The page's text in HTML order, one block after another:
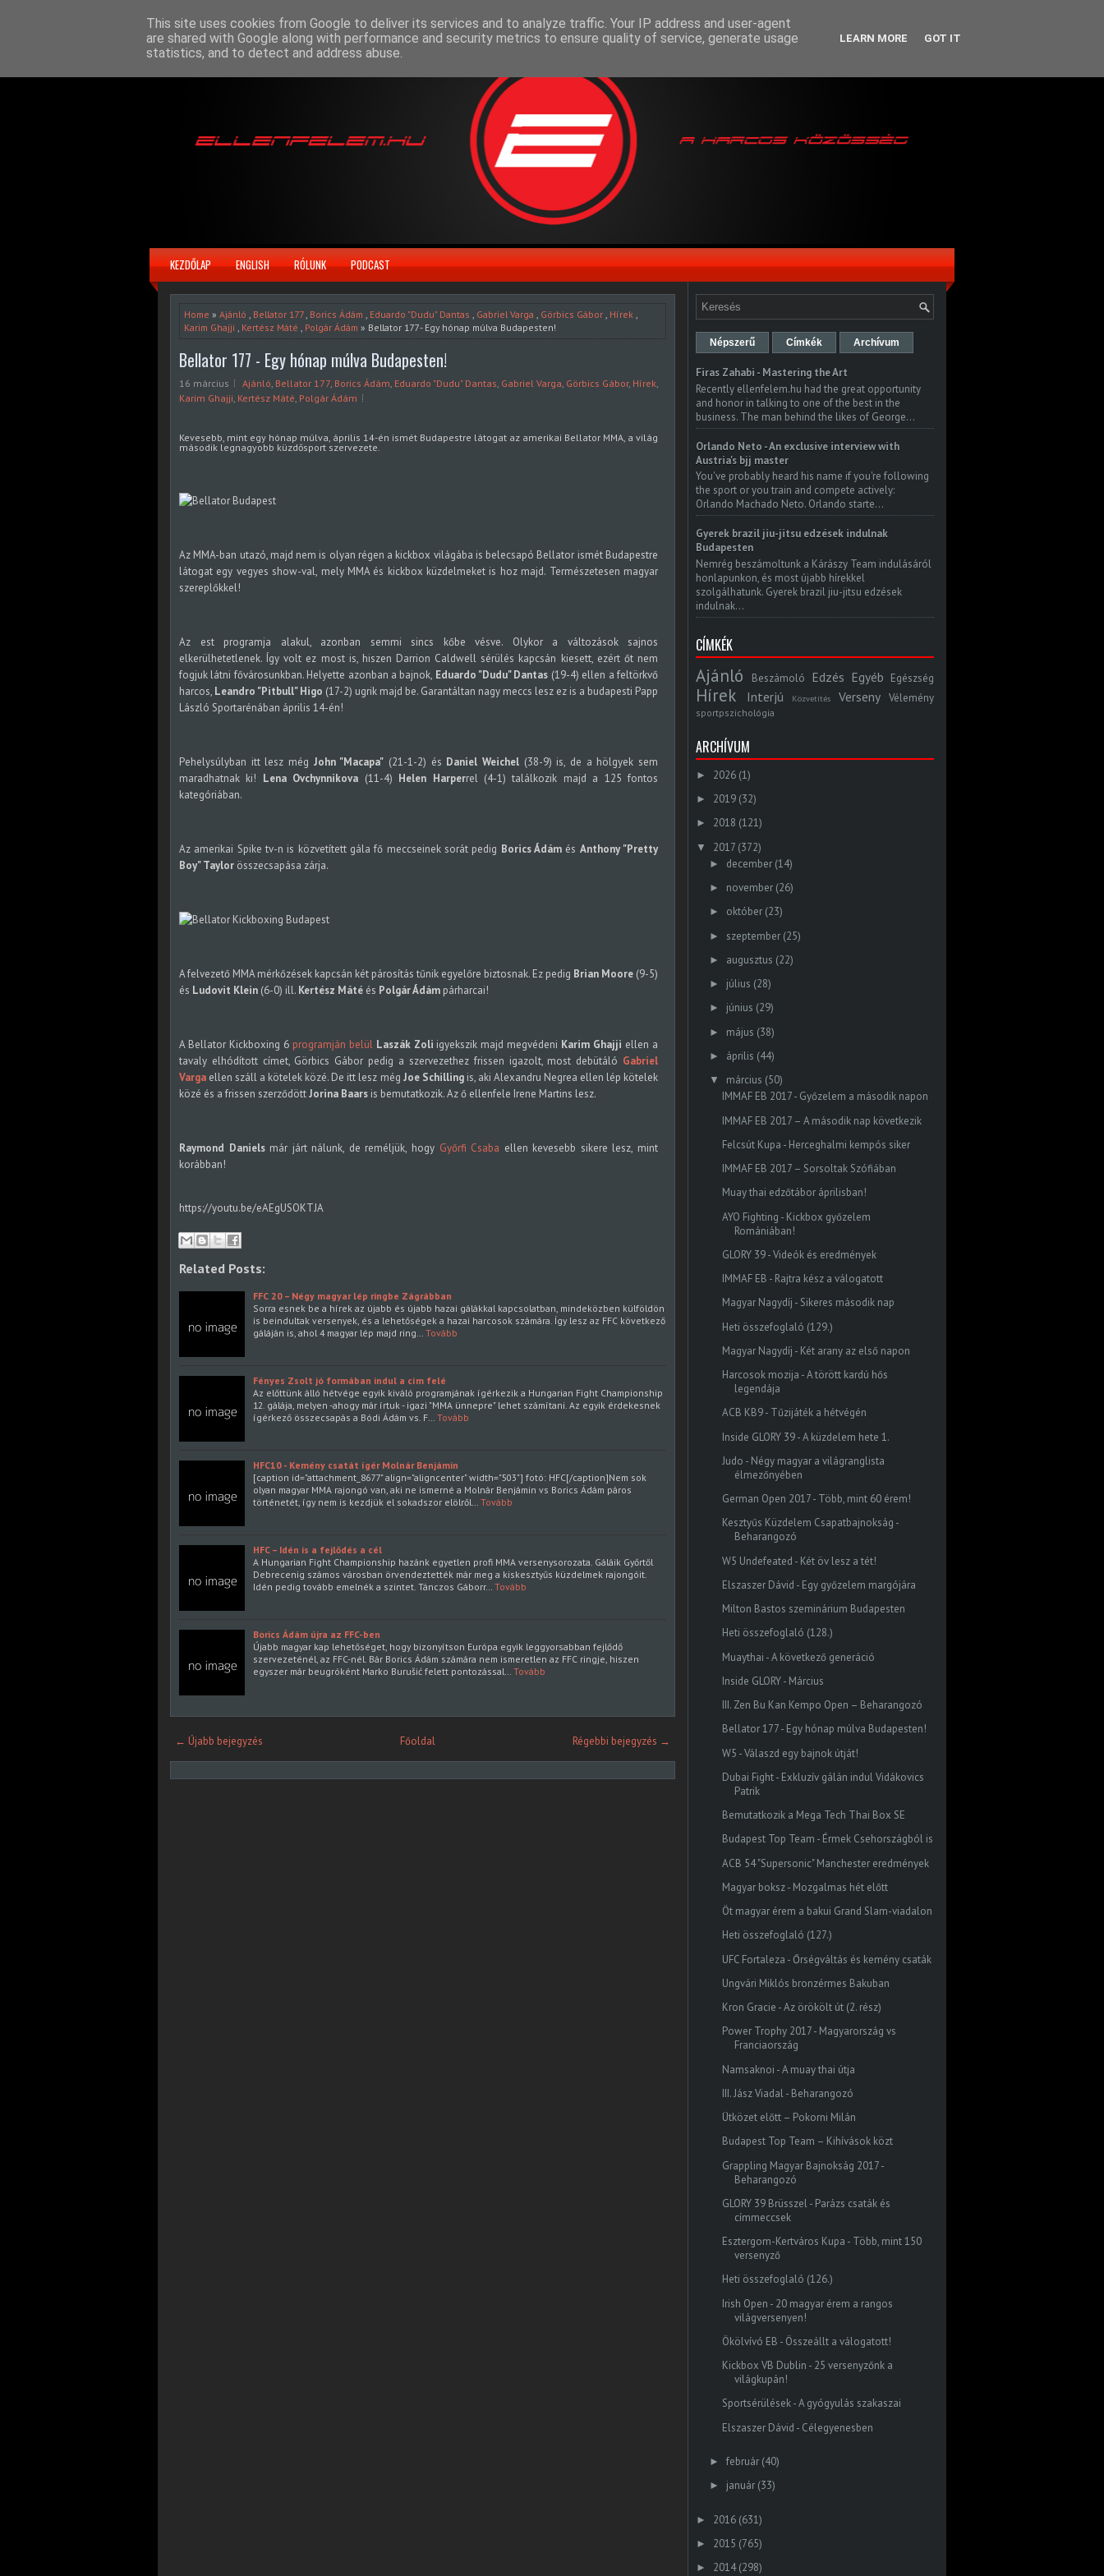
KEZDŐLAP ENGLISH RÓLUNK PODCAST
Home » Ajánló , Bellator 177, Borics Ádám , Eduardo "Dudu" Dantas , Gabriel Varga , Görbics Gábor , Hírek ,
Karim Ghajji , Kertész Máté , Polgár Ádám » Bellator 177 - Egy hónap múlva Budapesten!
Bellator 177 - Egy hónap múlva Budapesten!
16 március Ajánló, Bellator 177, Borics Ádám, Eduardo "Dudu" Dantas, Gabriel Varga, Görbics Gábor, Hírek,
Karim Ghajji, Kertész Máté, Polgár Ádám
Kevesebb, mint egy hónap múlva, április 14-én ismét Budapestre látogat az amerikai Bellator MMA, a világ
második legnagyobb küzdősport szervezete.
Az MMA-ban utazó, majd nem is olyan régen a kickbox világába is belecsapó Bellator ismét Budapestre
látogat egy vegyes show-val, mely MMA és kickbox küzdelmeket is hoz majd. Természetesen magyar
szereplőkkel!
Az est programja alakul, azonban semmi sincs kőbe vésve. Olykor a változások sajnos
elkerülhetetlenek. Így volt ez most is, hiszen Darrion Caldwell sérülés kapcsán kiesett, ezért őt nem
fogjuk látni fővárosunkban. Helyette azonban a bajnok, Eduardo "Dudu" Dantas (19-4) ellen a feltörkvő
harcos, Leandro "Pitbull" Higo (17-2) ugrik majd be. Garantáltan nagy meccs lesz ez is a budapesti Papp
László Sportarénában április 14-én!
Pehelysúlyban itt lesz még John "Macapa" (21-1-2) és Daniel Weichel (38-9) is, de a hölgyek sem
maradhatnak ki! Lena Ovchynnikova (11-4) Helen Harperrel (4-1) találkozik majd a 125 fontos
kategóriában.
Az amerikai Spike tv-n is közvetített gála fő meccseinek sorát pedig Borics Ádám és Anthony "Pretty
Boy" Taylor összecsapása zárja.
A felvezető MMA mérkőzések kapcsán két párosítás tűnik egyelőre biztosnak. Ez pedig Brian Moore (9-5)
és Ludovit Klein (6-0) ill. Kertész Máté és Polgár Ádám párharcai!
A Bellator Kickboxing 6 programján belül Laszák Zoli igyekszik majd megvédeni Karim Ghajji ellen a
tavaly elhódított címet, Görbics Gábor pedig a szervezethez frissen igazolt, most debütáló Gabriel
Varga ellen száll a kötelek közé. De itt lesz még Joe Schillingis, aki Alexandru Negrea ellen lép kötelek
közé és a frissen szerződöttJorina Baars is bemutatkozik. Az ő ellenfele Irene Martins lesz.
Raymond Danielsmár járt nálunk, de reméljük, hogy Győrfi Csaba ellen kevesebb sikere lesz, mint
korábban!
https://youtu.be/eAEgUSOKTJA
Related Posts:
FFC 20 – Négy magyar lép ringbe Zágrábban
Sorra esnek be a hírek az újabb és újabb hazai gálákkal kapcsolatban, mindeközben külföldön
is beindultak versenyek, és a lehetőségek a hazai harcosok számára. Így lesz az FFC következő
gáláján is, ahol 4 magyar lép majd ring… Tovább
Fényes Zsolt jó formában indul a cím felé
Az előttünk álló hétvége egyik kiváló programjának ígérkezik a Hungarian Fight Championship
12. gálája, melyen -ahogy már írtuk - igazi "MMA ünnepre" lehet számítani. Az egyik érdekesnek
ígérkező összecsapás a Bódi Ádám vs. F… Tovább
HFC10 - Kemény csatát ígér Molnár Benjámin
[caption id="attachment_8677" align="aligncenter" width="503"] fotó: HFC[/caption]Nem sok
olyan magyar MMA rajongó van, aki ne ismerné a Molnár Benjámin vs Borics Ádám páros
történetét, így nem is kezdjük el sokadszor elölről… Tovább
HFC – Idén is a fejlődés a cél
A Hungarian Fight Championship hazánk egyetlen profi MMA versenysorozata. Gáláik Győrtől
Debrecenig számos városban örvendeztették már meg a kiskesztyűs küzdelmek rajongóit.
Idén pedig tovább emelnék a szintet. Tánczos Gáborr… Tovább
Borics Ádám újra az FFC-ben
Újabb magyar kap lehetőséget, hogy bizonyítson Európa egyik leggyorsabban fejlődő
szervezeténél, az FFC-nél. Bár Borics Ádám számára nem ismeretlen az FFC ringje, hiszen
egyszer már beugróként Marko Burušić felett pontozással… Tovább
← Újabb bejegyzés Régebbi bejegyzés →
Főoldal
Népszerű Címkék Archívum
Firas Zahabi - Mastering the Art
Recently ellenfelem.hu had the great opportunity
and honor in talking to one of the best in the
business. The man behind the likes of George...
Orlando Neto - An exclusive interview with
Austria's bjj master
You've probably heard his name if you're following
the sport or you train and compete actively:
Orlando Machado Neto. Orlando starte...
Gyerek brazil jiu-jitsu edzések indulnak
Budapesten
Nemrég beszámoltunk a Kárászy Team indulásáról
honlapunkon, és most újabb hírekkel
szolgálhatunk. Gyerek brazil jiu-jitsu edzések
indulnak...
CÍMKÉK
Ajánló Beszámoló Edzés Egyéb Egészség
Hírek Interjú Közvetítés Verseny Vélemény
sportpszichológia
ARCHÍVUM
► 2026 (1)
► 2019 (32)
► 2018 (121)
▼ 2017 (372)
► december (14)
► november (26)
► október (23)
► szeptember (25)
► augusztus (22)
► július (28)
► június (29)
► május (38)
► április (44)
▼ március (50)
IMMAF EB 2017 - Győzelem a második napon
IMMAF EB 2017 – A második nap következik
Felcsút Kupa - Herceghalmi kempós siker
IMMAF EB 2017 – Sorsoltak Szófiában
Muay thai edzőtábor áprilisban!
AYO Fighting - Kickbox győzelem
Romániában!
GLORY 39 - Videók és eredmények
IMMAF EB - Rajtra kész a válogatott
Magyar Nagydíj - Sikeres második nap
Heti összefoglaló (129.)
Magyar Nagydíj - Két arany az első napon
Harcosok mozija - A törött kardú hős
legendája
ACB KB9 - Tűzijáték a hétvégén
Inside GLORY 39 - A küzdelem hete 1.
Judo - Négy magyar a világranglista
élmezőnyében
German Open 2017 - Több, mint 60 érem!
Kesztyűs Küzdelem Csapatbajnokság -
Beharangozó
W5 Undefeated - Két öv lesz a tét!
Elszaszer Dávid - Egy győzelem margójára
Milton Bastos szeminárium Budapesten
Heti összefoglaló (128.)
Muaythai - A következő generáció
Inside GLORY - Március
III. Zen Bu Kan Kempo Open – Beharangozó
Bellator 177 - Egy hónap múlva Budapesten!
W5 - Válaszd egy bajnok útját!
Dubai Fight - Exkluzív gálán indul Vidákovics
Patrik
Bemutatkozik a Mega Tech Thai Box SE
Budapest Top Team - Érmek Csehországból is
ACB 54 "Supersonic" Manchester eredmények
Magyar boksz - Mozgalmas hét előtt
Öt magyar érem a bakui Grand Slam-viadalon
Heti összefoglaló (127.)
UFC Fortaleza - Őrségváltás és kemény csaták
Ungvári Miklós bronzérmes Bakuban
Kron Gracie - Az örökölt út (2. rész)
Power Trophy 2017 - Magyarország vs
Franciaország
Namsaknoi - A muay thai útja
III. Jász Viadal - Beharangozó
Ütközet előtt – Pokorni Milán
Budapest Top Team – Kihívások közt
Grappling Magyar Bajnokság 2017 -
Beharangozó
GLORY 39 Brüsszel - Parázs csaták és
címmeccsek
Esztergom-Kertváros Kupa - Több, mint 150
versenyző
Heti összefoglaló (126.)
Irish Open - 20 magyar érem a rangos
világversenyen!
Ökölvívó EB - Összeállt a válogatott!
Kickbox VB Dublin - 25 versenyzőnk a
világkupán!
Sportsérülések - A gyógyulás szakaszai
Elszaszer Dávid - Célegyenesben
► február (40)
► január (33)
► 2016 (631)
► 2015 (765)
► 2014 (298)
This site uses cookies from Google to deliver its services and to analyze traffic. Your IP address and user-agent
are shared with Google along with performance and security metrics to ensure quality of service, generate usage
statistics, and to detect and address abuse.
LEARN MORE GOT IT